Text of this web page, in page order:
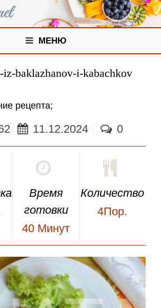
МЕНЮ
iz-baklazhanov-i-kabachkov
;
11.12.2024 0
Время
готовки
40 Минут
Количество
4Пор.